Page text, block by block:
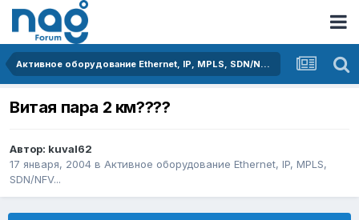
Активное оборудование Ethernet, IP, MPLS, SDN/NFV...
Витая пара 2 км????
Автор: kuval62
17 января, 2004 в Активное оборудование Ethernet, IP, MPLS,
SDN/NFV...